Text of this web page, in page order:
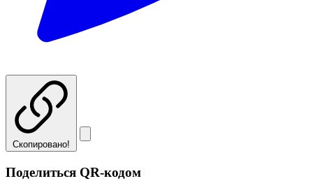
Скопировано!
Поделиться QR-кодом